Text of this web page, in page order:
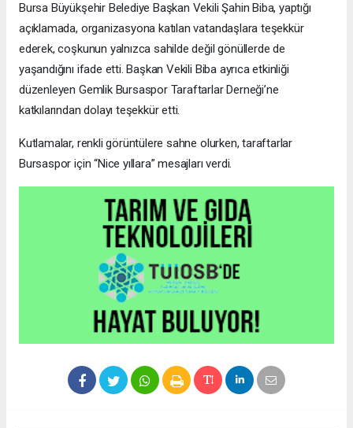
Bursa Büyükşehir Belediye Başkan Vekili Şahin Biba, yaptığı
açıklamada, organizasyona katılan vatandaşlara teşekkür
ederek, coşkunun yalnızca sahilde değil gönüllerde de
yaşandığını ifade etti. Başkan Vekili Biba ayrıca etkinliği
düzenleyen Gemlik Bursaspor Taraftarlar Derneği’ne
katkılarından dolayı teşekkür etti.
Kutlamalar, renkli görüntülere sahne olurken, taraftarlar
Bursaspor için “Nice yıllara” mesajları verdi.